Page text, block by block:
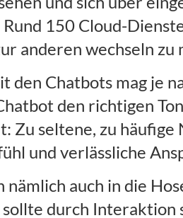
150 Cloud-
anderen wechseln zu
den Chatbots mag je
den richtigen
Zu seltene, zu
und verlässliche
auch in die
sollte durch Interaktion